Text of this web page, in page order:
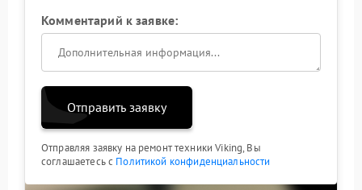
Комментарий к заявке:
Отправить заявку
Отправляя заявку на ремонт техники Viking, Вы
соглашаетесь с Политикой конфиденциальности